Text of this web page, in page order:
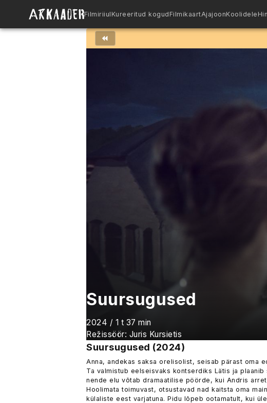
Filmiriiul Kureeritud kogud FilmikaartAjajoonKoolidele
Suursugused
2024 / 1 t 37 min
Režissöör: Juris Kursietis
Suursugused (2024)
Anna, andekas saksa orelisolist, seisab pärast oma
Ta valmistub eelseisvaks kontserdiks Lätis ja
nende elu võtab dramaatilise pöörde, kui Andris
Hoolimata toimuvast, otsustavad nad kaitsta oma
külaliste eest varjatuna. Pidu lõpeb ootamatult, kui